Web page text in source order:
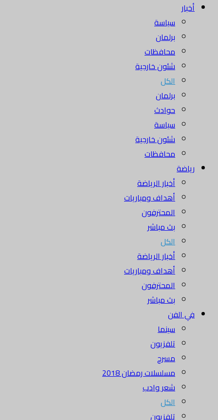
أخبار
سياسة
برلمان
محافظات
شئون خارجية
الكل
برلمان
حوادث
سياسة
شئون خارجية
محافظات
رياضة
أخبار الرياضة
أهداف ومباريات
المحترفون
بث مباشر
الكل
أخبار الرياضة
أهداف ومباريات
المحترفون
بث مباشر
في الفن
سينما
تلفزيون
مسرح
مسلسلات رمضان 2018
شعر وادب
الكل
تلفزيون